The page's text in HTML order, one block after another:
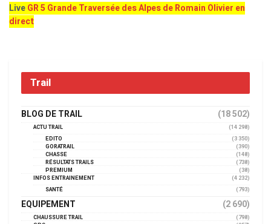
LiveGR 5 Grande Traversée des Alpes de Romain Olivier en
direct
Trail
BLOG DE TRAIL (18 502)
ACTU TRAIL
(14 298)
EDITO
(3 350)
GORATRAIL
(390)
CHASSE
(148)
RÉSULTATS TRAILS
(738)
PREMIUM
(38)
INFOS ENTRAINEMENT
(4 232)
SANTÉ
(793)
EQUIPEMENT (2 690)
CHAUSSURE TRAIL
(798)